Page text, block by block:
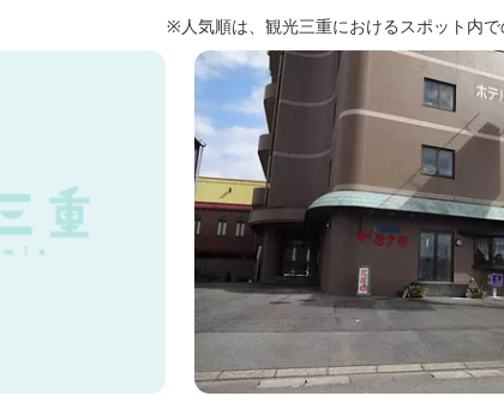
※人気順は、観光三重におけるスポット内